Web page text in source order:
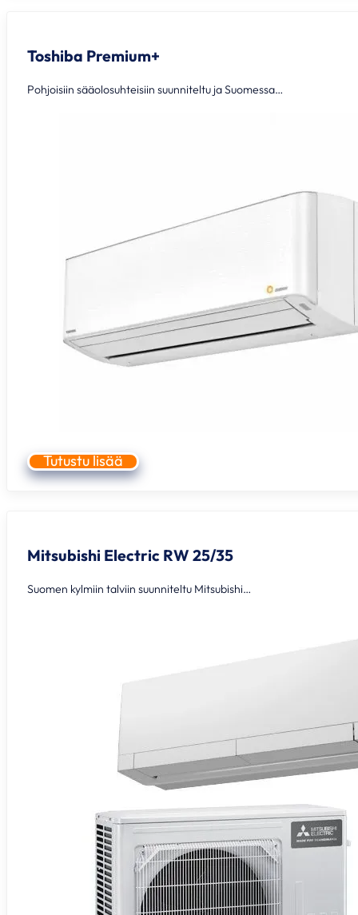
Toshiba Premium+
Pohjoisiin sääolosuhteisiin suunniteltu ja Suomessa…
Tutustu lisää
Mitsubishi Electric RW 25/35
Suomen kylmiin talviin suunniteltu Mitsubishi…